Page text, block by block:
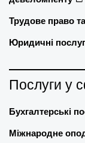
Трудове право
Юридичні
Послуги у
Бухгалтерські
Міжнародне